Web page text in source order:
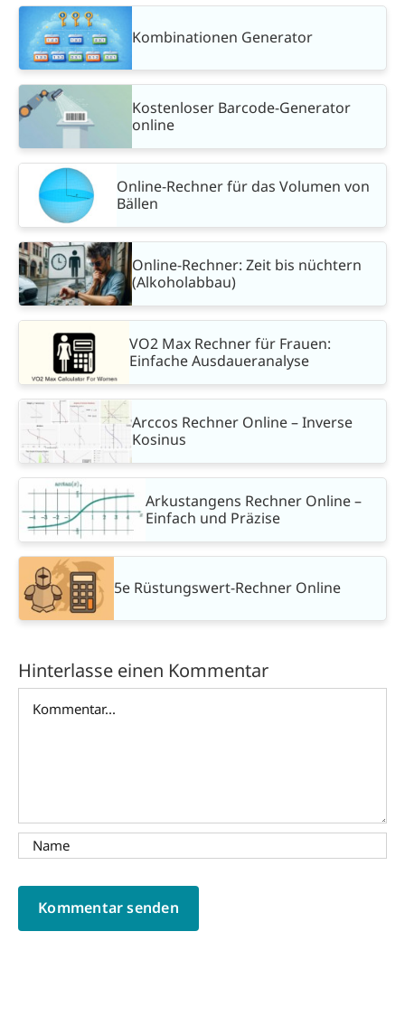
Kombinationen Generator
Kostenloser Barcode-Generator
online
Online-Rechner für das Volumen von
Bällen
Online-Rechner: Zeit bis nüchtern
(Alkoholabbau)
VO2 Max Rechner für Frauen:
Einfache Ausdaueranalyse
Arccos Rechner Online – Inverse
Kosinus
Arkustangens Rechner Online –
Einfach und Präzise
5e Rüstungswert-Rechner Online
Hinterlasse einen Kommentar